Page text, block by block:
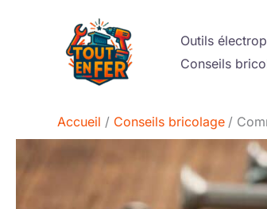
Outils
Conseils
Accueil Conseils bricolage